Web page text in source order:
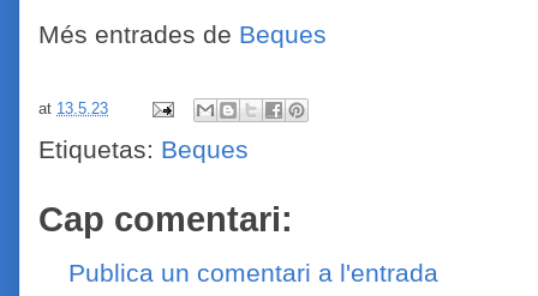
Més entrades de Beques
at 13.5.23
Etiquetas: Beques
Cap comentari:
Publica un comentari a l'entrada